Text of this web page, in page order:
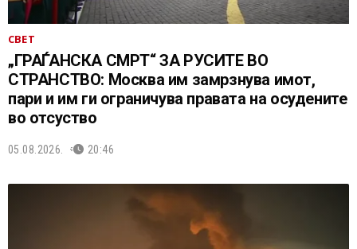
СВЕТ
„ГРАЃАНСКА СМРТ“ ЗА РУСИТЕ ВО
СТРАНСТВО: Москва им замрзнува имот,
пари и им ги ограничува правата на осудените
во отсуство
05.08.2026. 20:46